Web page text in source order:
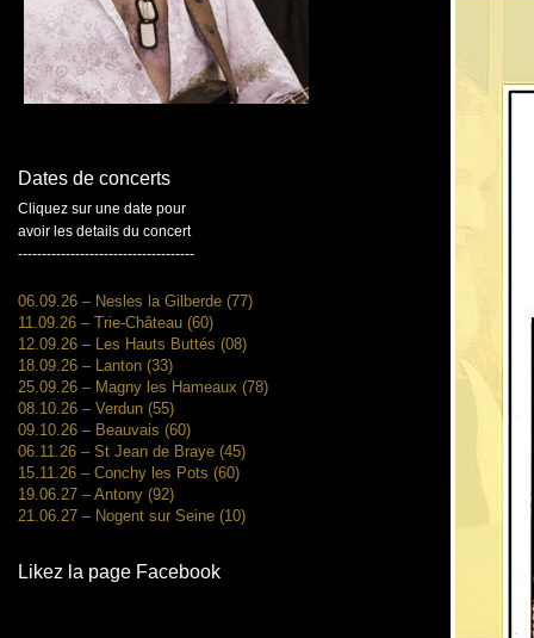
Dates de concerts
Cliquez sur une date pour
avoir les details du concert
-------------------------------------
06.09.26 – Nesles la Gilberde (77)
11.09.26 – Trie-Château (60)
12.09.26 – Les Hauts Buttés (08)
18.09.26 – Lanton (33)
25.09.26 – Magny les Hameaux (78)
08.10.26 – Verdun (55)
09.10.26 – Beauvais (60)
06.11.26 – St Jean de Braye (45)
15.11.26 – Conchy les Pots (60)
19.06.27 – Antony (92)
21.06.27 – Nogent sur Seine (10)
Likez la page Facebook